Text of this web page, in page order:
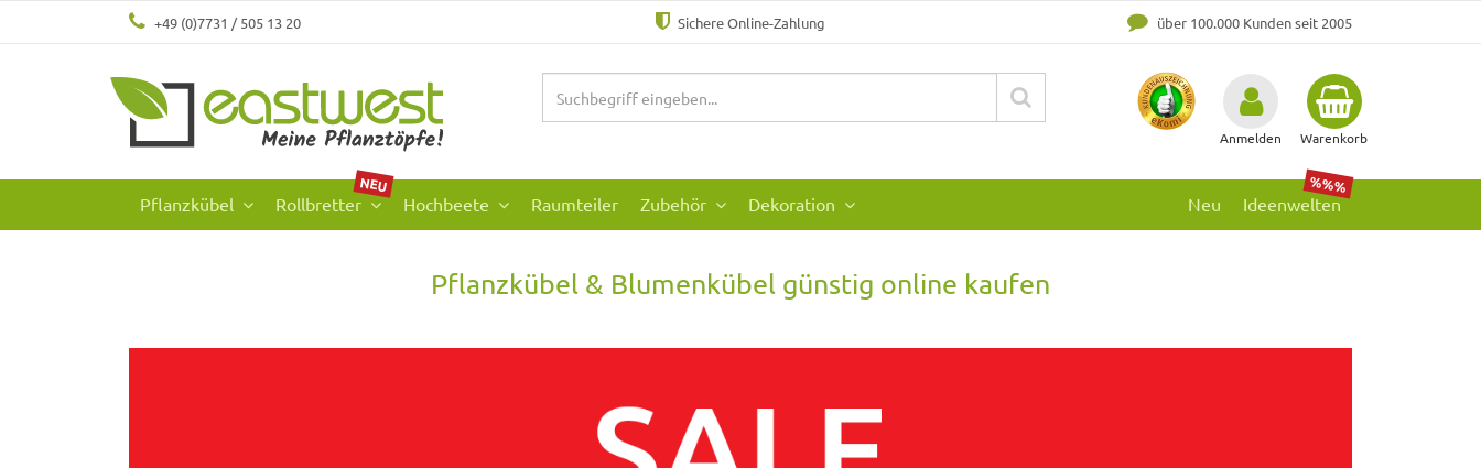
+49 (0)7731 / 505 13 20 Sichere Online-Zahlung über 100.000 Kunden seit 2005
Anmelden Warenkorb
Pflanzkübel Rollbretter
NEU
Hochbeete Raumteiler Zubehör Dekoration Ideenwelten
%%%
Neu
Pflanzkübel & Blumenkübel günstig online kaufen